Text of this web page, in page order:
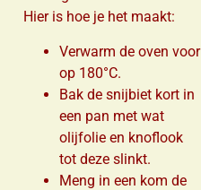
Hier is hoe je het maakt:
Verwarm de oven voor
op 180°C.
Bak de snijbiet kort in
een pan met wat
olijfolie en knoflook
tot deze slinkt.
Meng in een kom de